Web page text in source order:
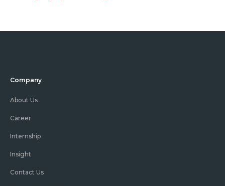
Company
About Us
Career
Internship
Insight
Contact Us